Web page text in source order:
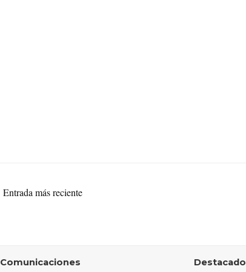
Entrada más reciente
Comunicaciones Destacado